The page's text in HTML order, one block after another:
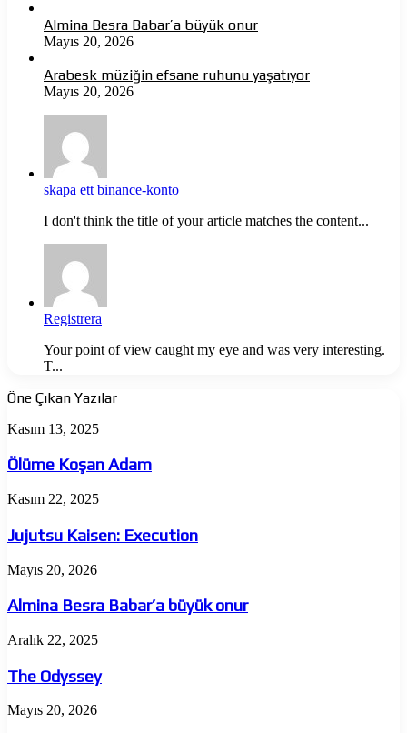
Almina Besra Babar’a büyük onur
Mayıs 20, 2026
Arabesk müziğin efsane ruhunu yaşatıyor
Mayıs 20, 2026
skapa ett binance-konto
I don't think the title of your article matches the content...
Registrera
Your point of view caught my eye and was very interesting.
T...
Öne Çıkan Yazılar
Ölüme
Adam
Kasım 13, 2025
Ölüme Koşan Adam
Jujutsu
Execution
Kasım 22, 2025
Jujutsu Kaisen: Execution
Almina
Babar’a
büyük
onur
Mayıs 20, 2026
Almina Besra Babar’a büyük onur
The
Aralık 22, 2025
The Odyssey
Onur
Mayıs 20, 2026